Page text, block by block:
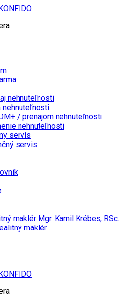
nehnuteľnosti
nehnuteľnosti
/ prenájom nehnuteľnosti
nehnuteľnosti
servis
servis
maklér Mgr. Kamil Krébes, RSc.
maklér